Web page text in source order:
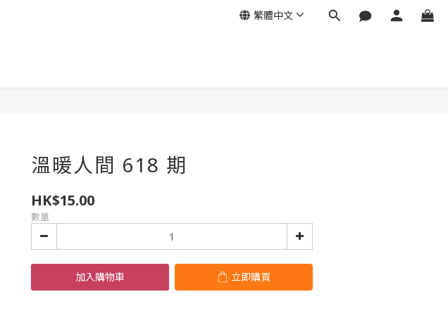
繁體中文
溫暖人間 618 期
HK$15.00
數量
加入購物車 立即購買